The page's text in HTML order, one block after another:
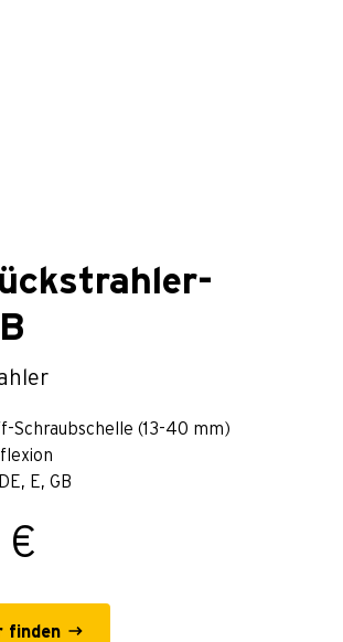
Schraubschelle (13-40 mm)
E, GB
€
finden